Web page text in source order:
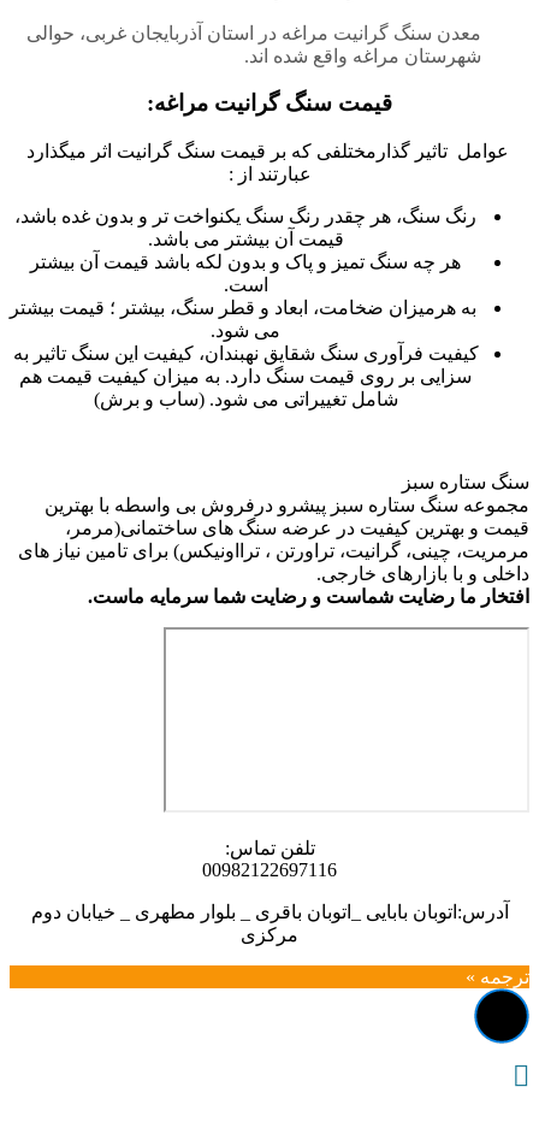
معدن سنگ گرانیت مراغه در استان آذربایجان غربی، حوالی
شهرستان مراغه واقع شده اند.
قیمت سنگ گرانیت مراغه:
عوامل تاثیر گذارمختلفی که بر قیمت سنگ گرانیت اثر میگذارد
عبارتند از :
رنگ سنگ، هر چقدر رنگ سنگ یکنواخت تر و بدون غده باشد،
قیمت آن بیشتر می باشد.
هر چه سنگ تمیز و پاک و بدون لکه باشد قیمت آن بیشتر
است.
به هرمیزان ضخامت، ابعاد و قطر سنگ، بیشتر ؛ قیمت بیشتر
می شود.
کیفیت فرآوری سنگ شقایق نهبندان، کیفیت این سنگ تاثیر به
سزایی بر روی قیمت سنگ دارد. به میزان کیفیت قیمت هم
شامل تغییراتی می شود. (ساب و برش)
سنگ ستاره سبز
مجموعه سنگ ستاره سبز پیشرو درفروش بی واسطه با بهترین
قیمت و بهترین کیفیت در عرضه سنگ های ساختمانی(مرمر،
مرمریت، چینی، گرانیت، تراورتن ، ترااونیکس) برای تامین نیاز های
داخلی و با بازارهای خارجی.
افتخار ما رضایت شماست و رضایت شما سرمایه ماست.
تلفن تماس:
00982122697116
آدرس:اتوبان بابایی _اتوبان باقری _ بلوار مطهری _ خیابان دوم
مرکزی
ترجمه »